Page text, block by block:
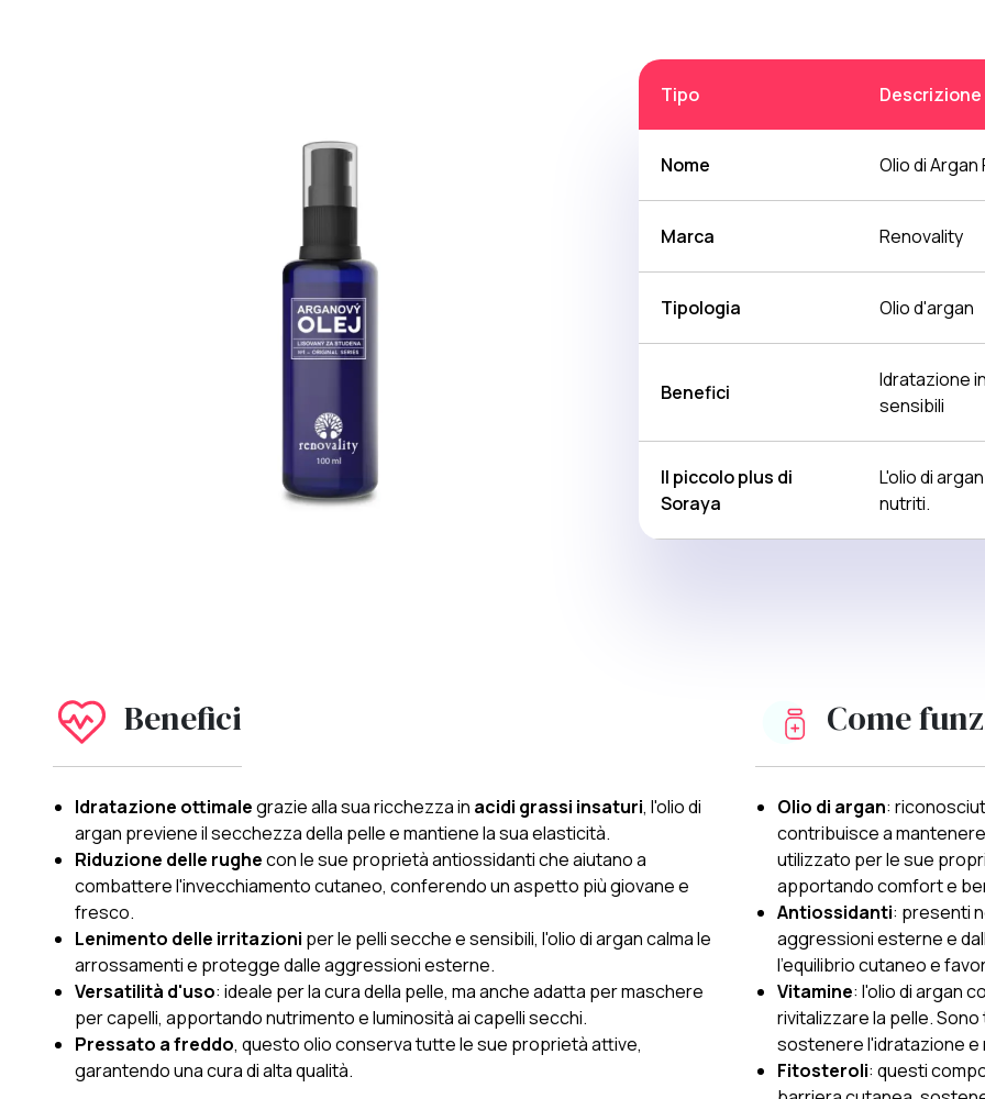
Tipo Descrizione
Nome Olio di
Marca Renovality
Tipologia Olio d'argan
Benefici
Idratazione
sensibili
Il piccolo plus di
Soraya
L'olio di
nutriti.
Benefici
Idratazione ottimalegrazie alla sua ricchezza in acidi grassi insaturi, l'olio di
argan previene il secchezza della pelle e mantiene la sua elasticità.
Riduzione delle rughecon le sue proprietà antiossidanti che aiutano a
combattere l'invecchiamento cutaneo, conferendo un aspetto più giovane e
fresco.
Lenimento delle irritazioni per le pelli secche e sensibili, l'olio di argan calma le
arrossamenti e protegge dalle aggressioni esterne.
Versatilità d'uso: ideale per la cura della pelle, ma anche adatta per maschere
per capelli, apportando nutrimento e luminosità ai capelli secchi.
Pressato a freddo, questo olio conserva tutte le sue proprietà attive,
garantendo una cura di alta qualità.
Come
Olio di argan:
contribuisce a
utilizzato per le sue
apportando comfort e
Antiossidanti: presenti
aggressioni esterne e
l'equilibrio cutaneo e
Vitamine: l'olio di argan
rivitalizzare la pelle.
sostenere l'idratazione e
Fitosteroli: questi